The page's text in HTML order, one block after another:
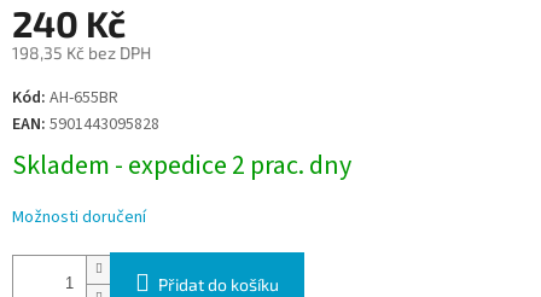
240 Kč
198,35 Kč bez DPH
Měrná
cena:
Kód: AH-655BR
EAN: 5901443095828
Skladem - expedice 2 prac. dny
Možnosti doručení
Přidat do košíku